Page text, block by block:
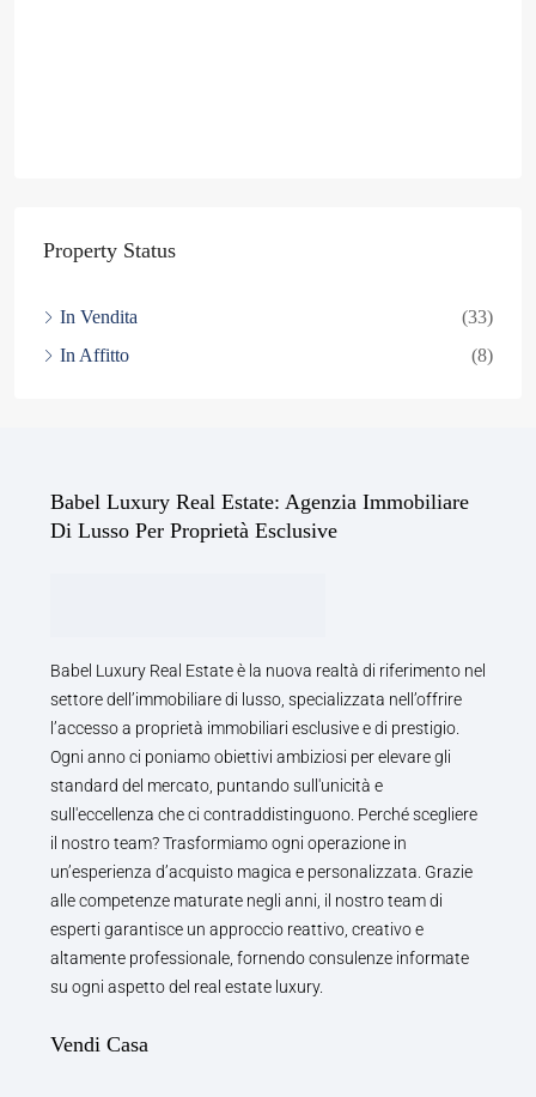
Property Status
In Vendita
(33)
In Affitto
(8)
Babel Luxury Real Estate: Agenzia Immobiliare
Di Lusso Per Proprietà Esclusive
Babel Luxury Real Estate è la nuova realtà di riferimento nel
settore dell’immobiliare di lusso, specializzata nell’offrire
l’accesso a proprietà immobiliari esclusive e di prestigio.
Ogni anno ci poniamo obiettivi ambiziosi per elevare gli
standard del mercato, puntando sull'unicità e
sull'eccellenza che ci contraddistinguono. Perché scegliere
il nostro team? Trasformiamo ogni operazione in
un’esperienza d’acquisto magica e personalizzata. Grazie
alle competenze maturate negli anni, il nostro team di
esperti garantisce un approccio reattivo, creativo e
altamente professionale, fornendo consulenze informate
su ogni aspetto del real estate luxury.
Vendi Casa